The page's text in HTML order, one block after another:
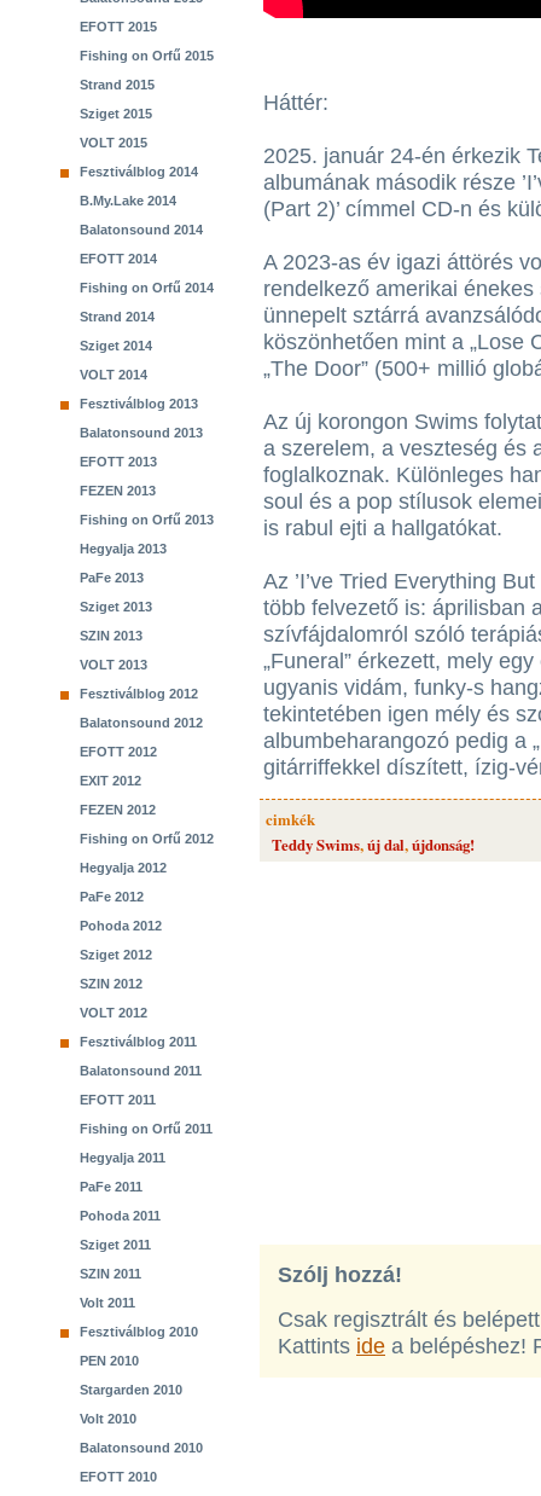
EFOTT 2015
Fishing on Orfű 2015
Strand 2015
Sziget 2015
VOLT 2015
Fesztiválblog 2014
B.My.Lake 2014
Balatonsound 2014
EFOTT 2014
Fishing on Orfű 2014
Strand 2014
Sziget 2014
VOLT 2014
Fesztiválblog 2013
Balatonsound 2013
EFOTT 2013
FEZEN 2013
Fishing on Orfű 2013
Hegyalja 2013
PaFe 2013
Sziget 2013
SZIN 2013
VOLT 2013
Fesztiválblog 2012
Balatonsound 2012
EFOTT 2012
EXIT 2012
FEZEN 2012
Fishing on Orfű 2012
Hegyalja 2012
PaFe 2012
Pohoda 2012
Sziget 2012
SZIN 2012
VOLT 2012
Fesztiválblog 2011
Balatonsound 2011
EFOTT 2011
Fishing on Orfű 2011
Hegyalja 2011
PaFe 2011
Pohoda 2011
Sziget 2011
SZIN 2011
Volt 2011
Fesztiválblog 2010
PEN 2010
Stargarden 2010
Volt 2010
Balatonsound 2010
EFOTT 2010
Háttér:
2025. január 24-én érkezik
albumának második része
(Part 2)’ címmel CD-n és
A 2023-as év igazi áttörés
rendelkező amerikai
ünnepelt sztárrá
köszönhetően mint a „Lose
„The Door” (500+ millió
Az új korongon Swims
a szerelem, a veszteség és
foglalkoznak. Különleges
soul és a pop stílusok
is rabul ejti a hallgatókat.
Az ’I’ve Tried Everything
több felvezető is: áprilisban
szívfájdalomról szóló
„Funeral” érkezett, mely
ugyanis vidám, funky-s
tekintetében igen mély és
albumbeharangozó pedig a
gitárriffekkel díszített, ízig-
cimkék
Teddy Swims,új dal,újdonság!
Szólj hozzá!
Csak regisztrált és
Kattints ide a belépéshez!